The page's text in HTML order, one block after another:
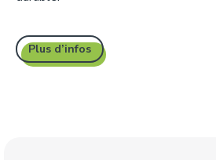
Plus d’infos